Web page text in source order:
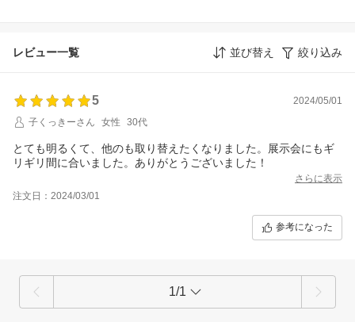
レビュー一覧 並び替え 絞り込み
5
2024/05/01
子くっきーさん
女性 30代
とても明るくて、他のも取り替えたくなりました。展示会にもギ
リギリ間に合いました。ありがとうございました！
さらに表示
注文日：2024/03/01
参考になった
1/1